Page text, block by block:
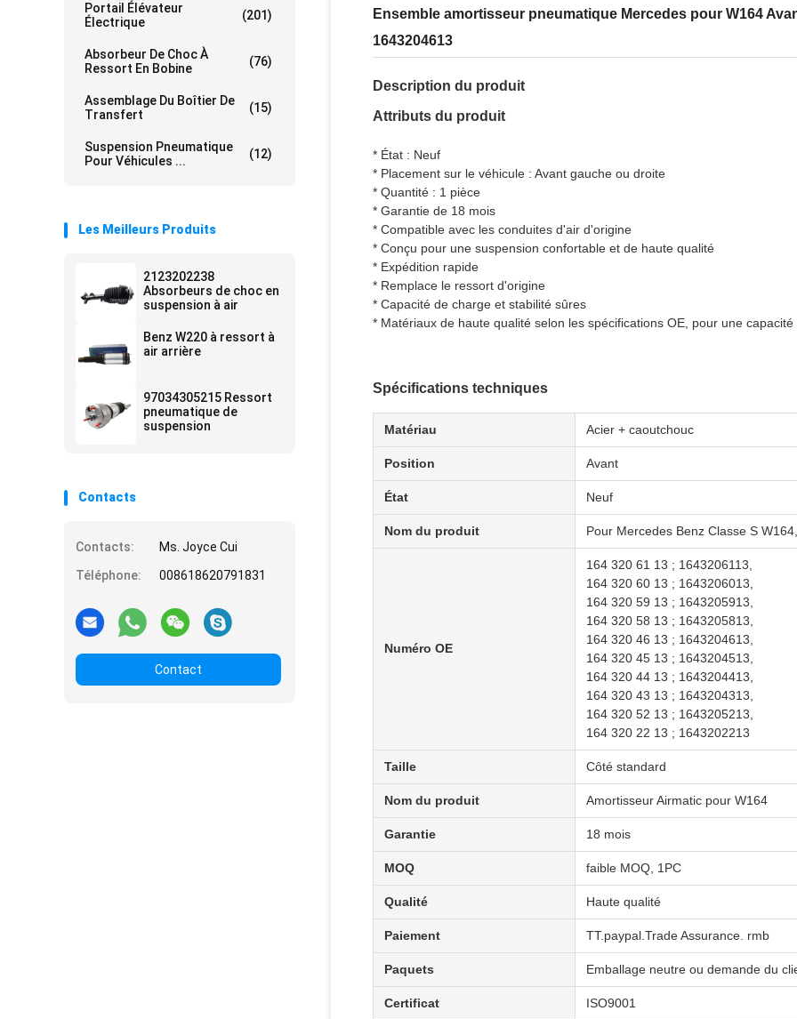
Portail Élévateur
Électrique
(201)
Absorbeur De Choc À
Ressort En Bobine
(76)
Assemblage Du Boîtier De
Transfert
(15)
Suspension Pneumatique
Pour Véhicules ...
(12)
Les Meilleurs Produits
2123202238
Absorbeurs de choc en
suspension à air
Benz W220 à ressort à
air arrière
97034305215 Ressort
pneumatique de
suspension
Contacts
Contacts:
Ms. Joyce Cui
Téléphone:
008618620791831
Contact
Ensemble amortisseur pneumatique Mercedes pour W164
1643204613
Description du produit
Attributs du produit
* État : Neuf
* Placement sur le véhicule : Avant gauche ou droite
* Quantité : 1 pièce
* Garantie de 18 mois
* Compatible avec les conduites d'air d'origine
* Conçu pour une suspension confortable et de haute qualité
* Expédition rapide
* Remplace le ressort d'origine
* Capacité de charge et stabilité sûres
* Matériaux de haute qualité selon les spécifications OE, pour une
Spécifications techniques
Matériau Acier + caoutchouc
Position Avant
État Neuf
Nom du produit Pour Mercedes Benz Classe S
Numéro OE
164 320 61 13 ; 1643206113,
164 320 60 13 ; 1643206013,
164 320 59 13 ; 1643205913,
164 320 58 13 ; 1643205813,
164 320 46 13 ; 1643204613,
164 320 45 13 ; 1643204513,
164 320 44 13 ; 1643204413,
164 320 43 13 ; 1643204313,
164 320 52 13 ; 1643205213,
164 320 22 13 ; 1643202213
Taille Côté standard
Nom du produit Amortisseur Airmatic pour W164
Garantie 18 mois
MOQ faible MOQ, 1PC
Qualité Haute qualité
Paiement TT.paypal.Trade Assurance. rmb
Paquets Emballage neutre ou demande du
Certificat ISO9001